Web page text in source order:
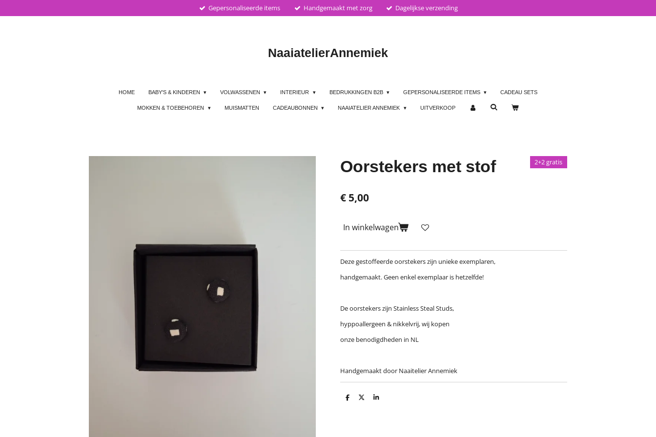
direct
Gepersonaliseerde items Handgemaakt met zorg Dagelijkse verzending
NaaiatelierAnnemiek
HOME BABY'S & KINDEREN VOLWASSENEN INTERIEUR BEDRUKKINGEN B2B GEPERSONALISEERDE ITEMS CADEAU SETS
MOKKEN & TOEBEHOREN MUISMATTEN CADEAUBONNEN NAAIATELIER ANNEMIEK UITVERKOOP
Oorstekers met stof 2+2 gratis
€ 5,00
In winkelwagen
Deze gestoffeerde oorstekers zijn unieke exemplaren,
handgemaakt. Geen enkel exemplaar is hetzelfde!
De oorstekers zijn Stainless Steal Studs,
hyppoallergeen & nikkelvrij, wij kopen
onze benodigdheden in NL
Handgemaakt door Naaitelier Annemiek
D
D
S